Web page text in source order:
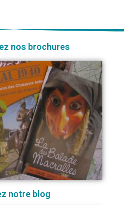
nos brochures
notre blog